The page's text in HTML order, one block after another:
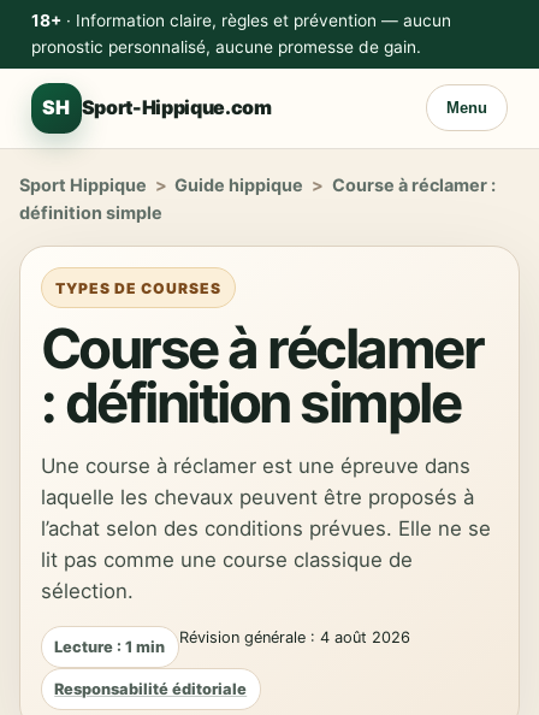
18+· Information claire, règles et prévention — aucun
pronostic personnalisé, aucune promesse de gain.
SH Sport-Hippique.com Menu
Sport Hippique > Guide hippique > Course à réclamer :
définition simple
TYPES DE COURSES
Course à réclamer
: définition simple
Une course à réclamer est une épreuve dans
laquelle les chevaux peuvent être proposés à
l’achat selon des conditions prévues. Elle ne se
lit pas comme une course classique de
sélection.
Lecture : 1 min Révision générale : 4 août 2026
Responsabilité éditoriale